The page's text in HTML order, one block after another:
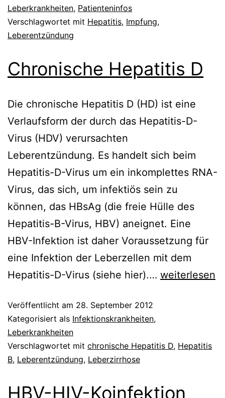
Leberkrankheiten, Patienteninfos
Verschlagwortet mit Hepatitis, Impfung,
Leberentzündung
Chronische Hepatitis D
Die chronische Hepatitis D (HD) ist eine
Verlaufsform der durch das Hepatitis-D-
Virus (HDV) verursachten
Leberentzündung. Es handelt sich beim
Hepatitis-D-Virus um ein inkomplettes RNA-
Virus, das sich, um infektiös sein zu
können, das HBsAg (die freie Hülle des
Hepatitis-B-Virus, HBV) aneignet. Eine
HBV-Infektion ist daher Voraussetzung für
eine Infektion der Leberzellen mit dem
Hepatitis-D-Virus (siehe hier).… Chronische
weiterlesen
Veröffentlicht am 28. September 2012
Kategorisiert als Infektionskrankheiten,
Leberkrankheiten
Verschlagwortet mit chronische Hepatitis D, Hepatitis
B, Leberentzündung, Leberzirrhose
HBV-HIV-Koinfektion